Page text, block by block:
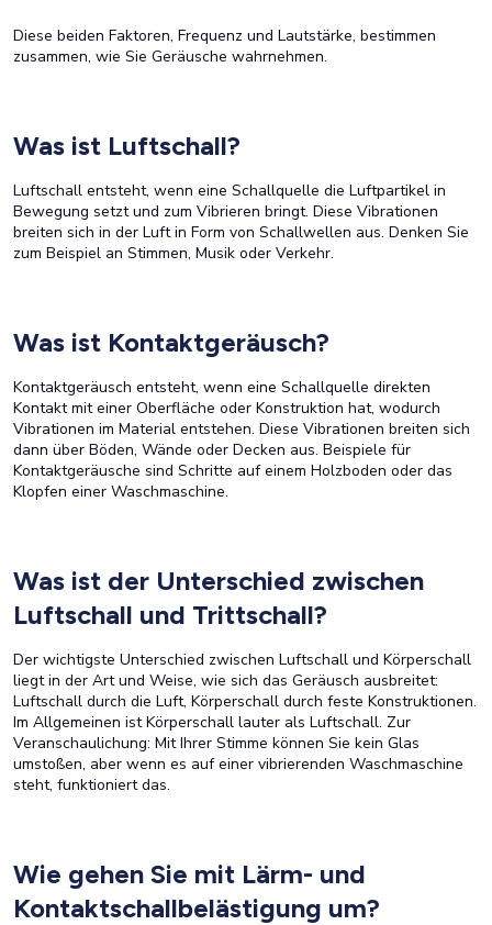
Diese beiden Faktoren, Frequenz und Lautstärke, bestimmen
zusammen, wie Sie Geräusche wahrnehmen.
Was ist Luftschall?
Luftschall entsteht, wenn eine Schallquelle die Luftpartikel in
Bewegung setzt und zum Vibrieren bringt. Diese Vibrationen
breiten sich in der Luft in Form von Schallwellen aus. Denken Sie
zum Beispiel an Stimmen, Musik oder Verkehr.
Was ist Kontaktgeräusch?
Kontaktgeräusch entsteht, wenn eine Schallquelle direkten
Kontakt mit einer Oberfläche oder Konstruktion hat, wodurch
Vibrationen im Material entstehen. Diese Vibrationen breiten sich
dann über Böden, Wände oder Decken aus. Beispiele für
Kontaktgeräusche sind Schritte auf einem Holzboden oder das
Klopfen einer Waschmaschine.
Was ist der Unterschied zwischen
Luftschall und Trittschall?
Der wichtigste Unterschied zwischen Luftschall und Körperschall
liegt in der Art und Weise, wie sich das Geräusch ausbreitet:
Luftschall durch die Luft, Körperschall durch feste Konstruktionen.
Im Allgemeinen ist Körperschall lauter als Luftschall. Zur
Veranschaulichung: Mit Ihrer Stimme können Sie kein Glas
umstoßen, aber wenn es auf einer vibrierenden Waschmaschine
steht, funktioniert das.
Wie gehen Sie mit Lärm- und
Kontaktschallbelästigung um?